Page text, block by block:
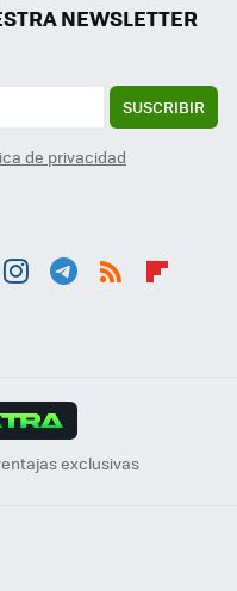
NEWSLETTER
SUSCRIBIR
de privacidad
exclusivas